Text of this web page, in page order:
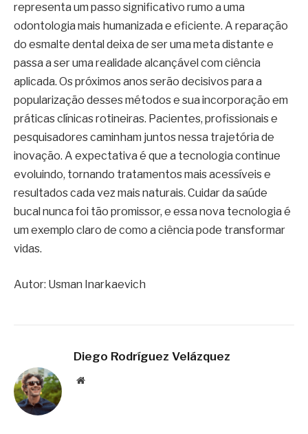
representa um passo significativo rumo a uma
odontologia mais humanizada e eficiente. A reparação
do esmalte dental deixa de ser uma meta distante e
passa a ser uma realidade alcançável com ciência
aplicada. Os próximos anos serão decisivos para a
popularização desses métodos e sua incorporação em
práticas clínicas rotineiras. Pacientes, profissionais e
pesquisadores caminham juntos nessa trajetória de
inovação. A expectativa é que a tecnologia continue
evoluindo, tornando tratamentos mais acessíveis e
resultados cada vez mais naturais. Cuidar da saúde
bucal nunca foi tão promissor, e essa nova tecnologia é
um exemplo claro de como a ciência pode transformar
vidas.
Autor: Usman Inarkaevich
Diego Rodríguez Velázquez
Website